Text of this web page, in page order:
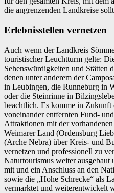
die angrenzenden Landkreise
Erlebnisstellen vernetzen
Auch wenn der Landkreis
touristischer Leuchtturm gelte:
Sehenswürdigkeiten und Stätten
denen unter anderem der
in Leubingen, die Runneburg in
oder die Steinrinne in
beachtlich. Es komme in Zukunft
voneinander entfernten Fund-
Attraktionen mit der
Weimarer Land (Ordensburg
(Arche Nebra) über Kreis- und
vernetzen und professionell zu
Naturtourismus weiter ausgebaut
mit und ein Anschluss an den
sowie die „Hohe Schrecke“ als
vermarktet und weiterentwickelt